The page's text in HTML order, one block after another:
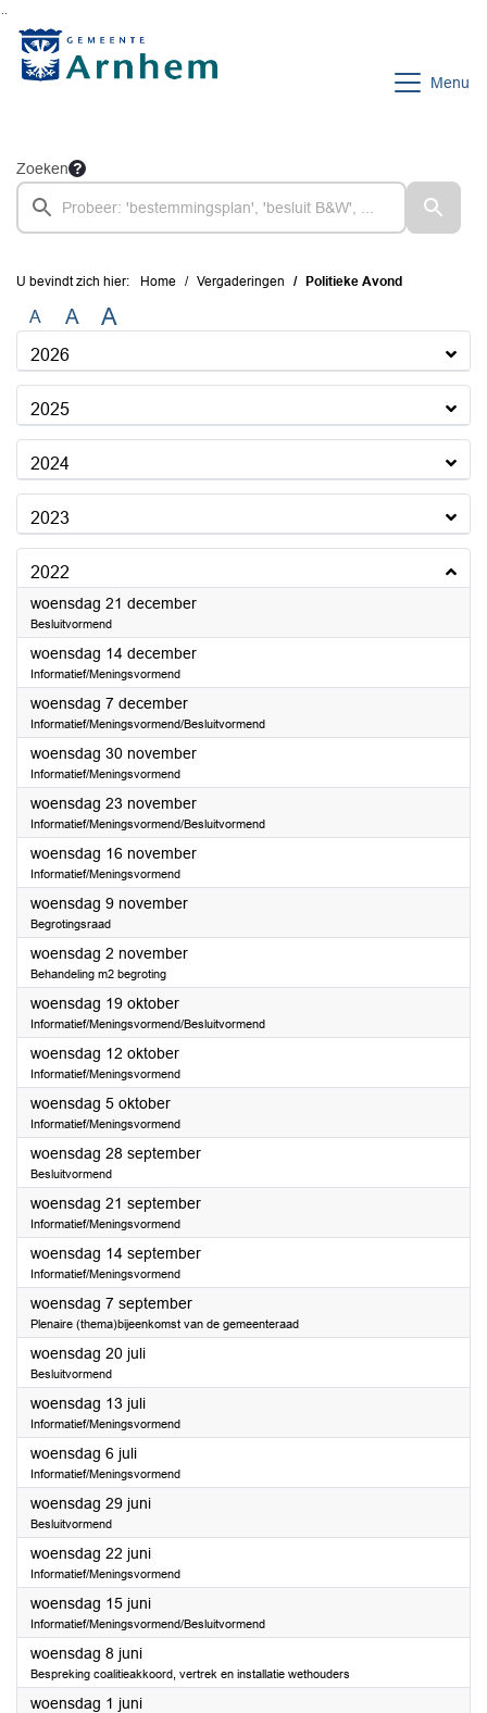
Menu
Zoeken
U bevindt zich hier: Home Vergaderingen Politieke Avond
A A A
2026
2025
2024
2023
2022
woensdag 21 december2022
Besluitvormend
woensdag 14 december2022
Informatief/Meningsvormend
woensdag 7 december2022
Informatief/Meningsvormend/Besluitvormend
woensdag 30 november2022
Informatief/Meningsvormend
woensdag 23 november2022
Informatief/Meningsvormend/Besluitvormend
woensdag 16 november2022
Informatief/Meningsvormend
woensdag 9 november2022
Begrotingsraad
woensdag 2 november2022
Behandeling m2 begroting
woensdag 19 oktober2022
Informatief/Meningsvormend/Besluitvormend
woensdag 12 oktober2022
Informatief/Meningsvormend
woensdag 5 oktober2022
Informatief/Meningsvormend
woensdag 28 september2022
Besluitvormend
woensdag 21 september2022
Informatief/Meningsvormend
woensdag 14 september2022
Informatief/Meningsvormend
woensdag 7 september2022
Plenaire (thema)bijeenkomst van de gemeenteraad
woensdag 20 juli2022
Besluitvormend
woensdag 13 juli2022
Informatief/Meningsvormend
woensdag 6 juli2022
Informatief/Meningsvormend
woensdag 29 juni2022
Besluitvormend
woensdag 22 juni2022
Informatief/Meningsvormend
woensdag 15 juni2022
Informatief/Meningsvormend/Besluitvormend
woensdag 8 juni2022
Bespreking coalitieakkoord, vertrek en installatie wethouders
woensdag 1 juni2022